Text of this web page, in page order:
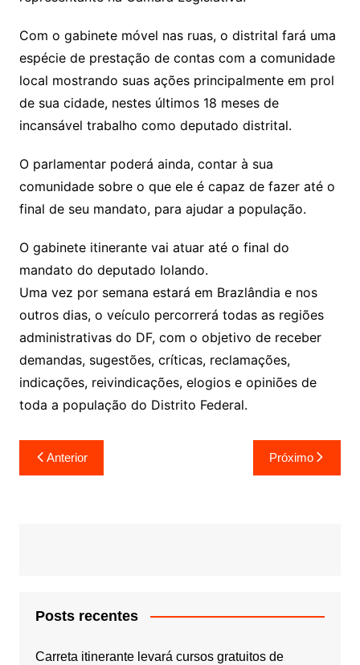
Com o gabinete móvel nas ruas, o distrital fará uma
espécie de prestação de contas com a comunidade
local mostrando suas ações principalmente em prol
de sua cidade, nestes últimos 18 meses de
incansável trabalho como deputado distrital.
O parlamentar poderá ainda, contar à sua
comunidade sobre o que ele é capaz de fazer até o
final de seu mandato, para ajudar a população.
O gabinete itinerante vai atuar até o final do
mandato do deputado Iolando.
Uma vez por semana estará em Brazlândia e nos
outros dias, o veículo percorrerá todas as regiões
administrativas do DF, com o objetivo de receber
demandas, sugestões, críticas, reclamações,
indicações, reivindicações, elogios e opiniões de
toda a população do Distrito Federal.
Navegação
de
Anterior Próximo
Posts recentes
Carreta itinerante levará cursos gratuitos de